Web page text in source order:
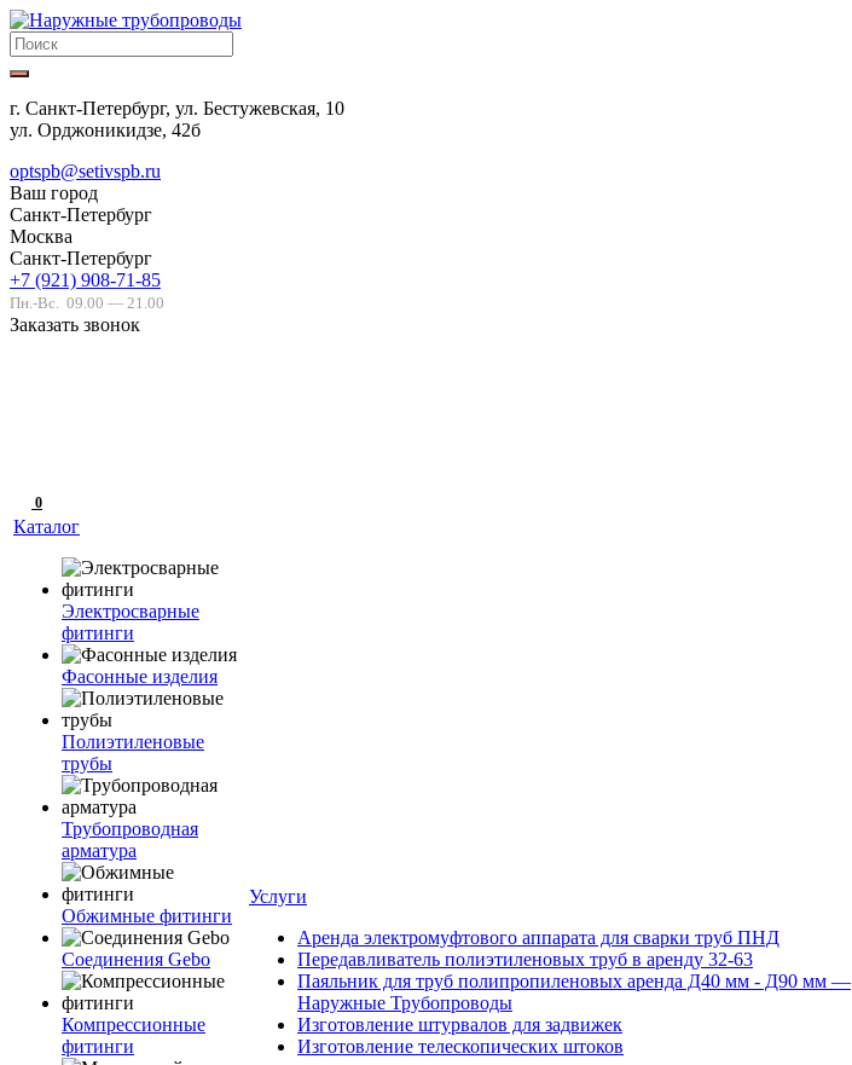
г. Санкт-Петербург, ул. Бестужевская, 10
ул. Орджоникидзе, 42б
optspb@setivspb.ru
Ваш город
Санкт-Петербург
Москва
Санкт-Петербург
+7 (921) 908-71-85
Пн.-Вс. 09.00 — 21.00
Заказать звонок
0
Каталог
Электросварные
фитинги
Фасонные изделия
Полиэтиленовые
трубы
Трубопроводная
арматура
Обжимные фитинги
Соединения Gebo
Компрессионные
фитинги
Услуги
Аренда электромуфтового аппарата для сварки труб ПНД
Передавливатель полиэтиленовых труб в аренду 32-63
Паяльник для труб полипропиленовых аренда Д40 мм - Д90 мм —
Наружные Трубопроводы
Изготовление штурвалов для задвижек
Изготовление телескопических штоков